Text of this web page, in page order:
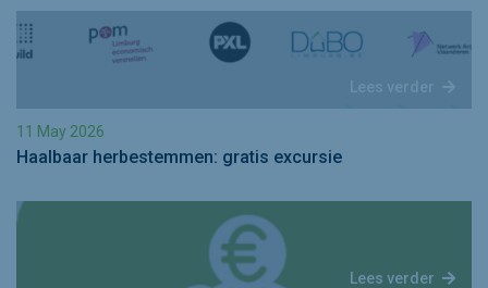
Lees verder
11 May 2026
Haalbaar herbestemmen: gratis excursie
Lees verder